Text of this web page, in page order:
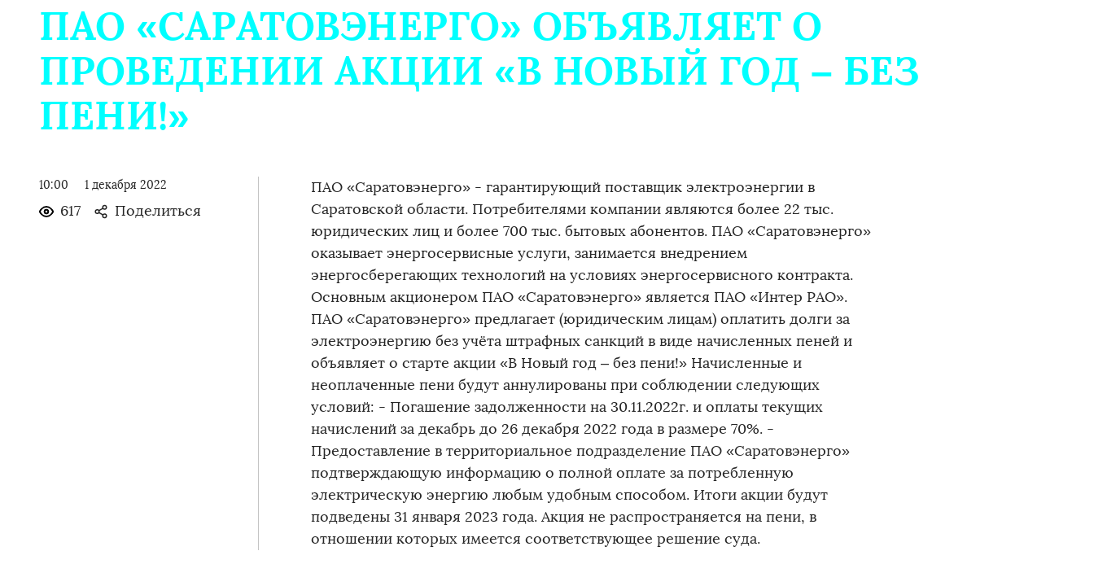
ПАО «САРАТОВЭНЕРГО» ОБЪЯВЛЯЕТ О
ПРОВЕДЕНИИ АКЦИИ «В НОВЫЙ ГОД – БЕЗ
ПЕНИ!»
10:00 1 декабря 2022
617 Поделиться
ПАО «Саратовэнерго» - гарантирующий поставщик электроэнергии в
Саратовской области. Потребителями компании являются более 22 тыс.
юридических лиц и более 700 тыс. бытовых абонентов. ПАО «Саратовэнерго»
оказывает энергосервисные услуги, занимается внедрением
энергосберегающих технологий на условиях энергосервисного контракта.
Основным акционером ПАО «Саратовэнерго» является ПАО «Интер РАО».
ПАО «Саратовэнерго» предлагает (юридическим лицам) оплатить долги за
электроэнергию без учёта штрафных санкций в виде начисленных пеней и
объявляет о старте акции «В Новый год – без пени!» Начисленные и
неоплаченные пени будут аннулированы при соблюдении следующих
условий: - Погашение задолженности на 30.11.2022г. и оплаты текущих
начислений за декабрь до 26 декабря 2022 года в размере 70%. -
Предоставление в территориальное подразделение ПАО «Саратовэнерго»
подтверждающую информацию о полной оплате за потребленную
электрическую энергию любым удобным способом. Итоги акции будут
подведены 31 января 2023 года. Акция не распространяется на пени, в
отношении которых имеется соответствующее решение суда.